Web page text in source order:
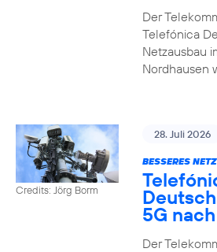
Der
Telefónica
Netzausbau
Nordhausen
Credits: Jörg Borm
28. Juli 2026
BESSERES
5G
Der